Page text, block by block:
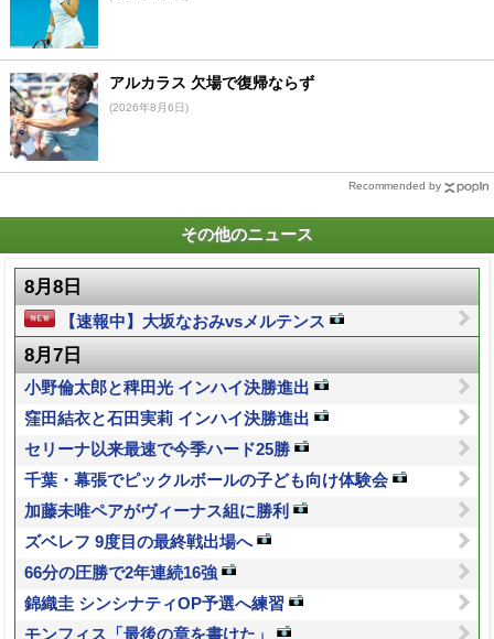
アルカラス 欠場で復帰ならず
(2026年8月6日)
Recommended by
その他のニュース
8月8日
【速報中】大坂なおみvsメルテンス
8月7日
小野倫太郎と稗田光 インハイ決勝進出
窪田結衣と石田実莉 インハイ決勝進出
セリーナ以来最速で今季ハード25勝
千葉・幕張でピックルボールの子ども向け体験会
加藤未唯ペアがヴィーナス組に勝利
ズベレフ 9度目の最終戦出場へ
66分の圧勝で2年連続16強
錦織圭 シンシナティOP予選へ練習
モンフィス「最後の章を書けた」